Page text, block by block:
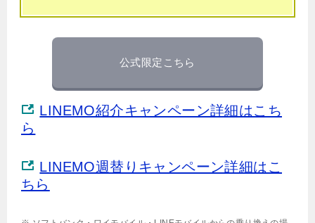
公式限定こちら
LINEMO紹介キャンペーン詳細はこち
ら
LINEMO週替りキャンペーン詳細はこ
ちら